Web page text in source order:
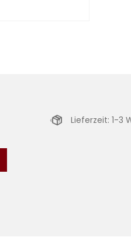
Lieferzeit: 1-3